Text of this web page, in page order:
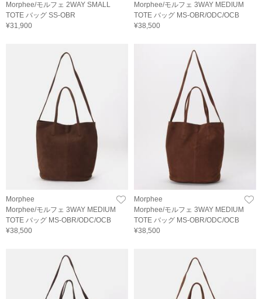
Morphee/モルフェ 2WAY SMALL
TOTE バッグ SS-OBR
¥31,900
Morphee/モルフェ 3WAY MEDIUM
TOTE バッグ MS-OBR/ODC/OCB
¥38,500
Morphee
Morphee/モルフェ 3WAY MEDIUM
TOTE バッグ MS-OBR/ODC/OCB
¥38,500
Morphee
Morphee/モルフェ 3WAY MEDIUM
TOTE バッグ MS-OBR/ODC/OCB
¥38,500